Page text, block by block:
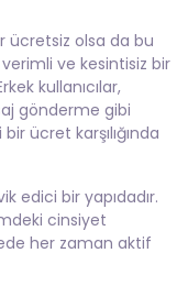
ücretsiz olsa da bu
verimli ve kesintisiz bir
kullanıcılar,
gönderme gibi
ücret karşılığında
edici bir yapıdadır.
cinsiyet
her zaman aktif